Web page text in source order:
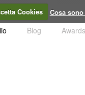
Cookies Cosa
Blog Awards